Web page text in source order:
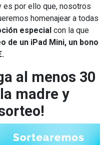
por ello que, nosotros
homenajear a todas
especial con la que
de un iPad Mini, un bono
al menos 30
madre y